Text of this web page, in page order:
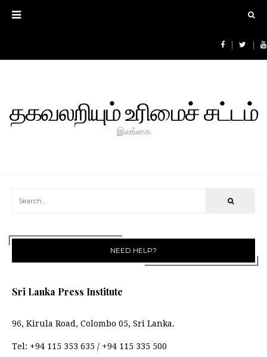
தகவலறியும் உரிமைச் சட்டம்
இலங்கை
NEED HELP?
Sri Lanka Press Institute
96, Kirula Road, Colombo 05, Sri Lanka.
Tel: +94 115 353 635 / +94 115 335 500